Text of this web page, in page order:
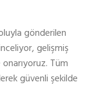
gönderilen
gelişmiş
Tüm
güvenli şekilde